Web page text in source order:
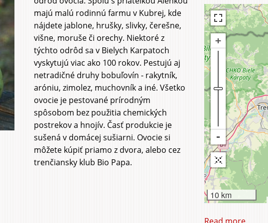
Orchard
Agritourism
majú malú rodinnú farmu v Kubrej, kde
nájdete jablone, hrušky, slivky, čerešne,
višne, moruše či orechy. Niektoré z
týchto odrôd sa v Bielych Karpatoch
vyskytujú viac ako 100 rokov. Pestujú aj
netradičné druhy bobuľovín - rakytník,
aróniu, zimolez, muchovník a iné. Všetko
ovocie je pestované prírodným
spôsobom bez použitia chemických
postrekov a hnojív. Časť produkcie je
sušená v domácej sušiarni. Ovocie si
môžete kúpiť priamo z dvora, alebo cez
trenčiansky klub Bio Papa.
10 km